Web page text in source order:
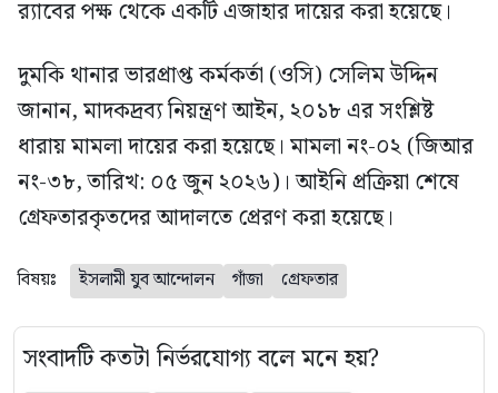
র‍্যাবের পক্ষ থেকে একটি এজাহার দায়ের করা হয়েছে।
দুমকি থানার ভারপ্রাপ্ত কর্মকর্তা (ওসি) সেলিম উদ্দিন
জানান, মাদকদ্রব্য নিয়ন্ত্রণ আইন, ২০১৮ এর সংশ্লিষ্ট
ধারায় মামলা দায়ের করা হয়েছে। মামলা নং-০২ (জিআর
নং-৩৮, তারিখ: ০৫ জুন ২০২৬)। আইনি প্রক্রিয়া শেষে
গ্রেফতারকৃতদের আদালতে প্রেরণ করা হয়েছে।
বিষয়ঃ ইসলামী যুব আন্দোলন গাঁজা গ্রেফতার
সংবাদটি কতটা নির্ভরযোগ্য বলে মনে হয়?